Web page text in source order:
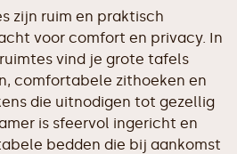
zijn ruim en praktisch
voor comfort en privacy. In
vind je grote tafels
comfortabele zithoeken en
die uitnodigen tot gezellig
is sfeervol ingericht en
bedden die bij aankomst